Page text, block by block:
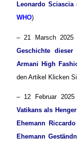
Leonardo Sciascia
WHO)
– 21 Marsch
Geschichte
Armani High
den Artikel Klicken
– 12 Februar
Vatikans als
Ehemann
Ehemann